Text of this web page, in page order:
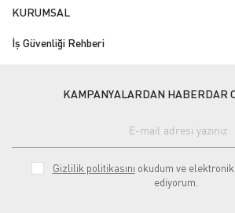
KURUMSAL
İş Güvenliği Rehberi
KAMPANYALARDAN HABERDAR
Gizlilik politikasını okudum ve
ediyorum.